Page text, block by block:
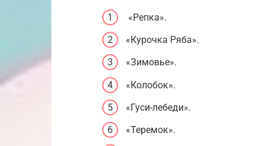
«Репка».
«Курочка Ряба».
«Зимовье».
«Колобок».
«Гуси-лебеди».
«Теремок».